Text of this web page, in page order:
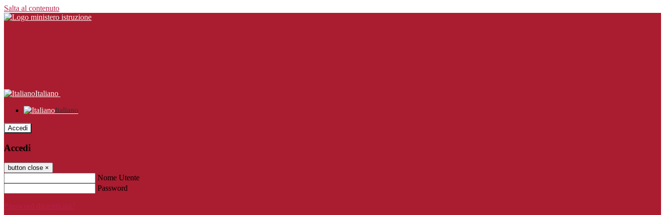
Salta al contenuto
Italiano
Italiano
Accedi
Accedi
button close ×
Nome Utente
Password
Password dimenticata?